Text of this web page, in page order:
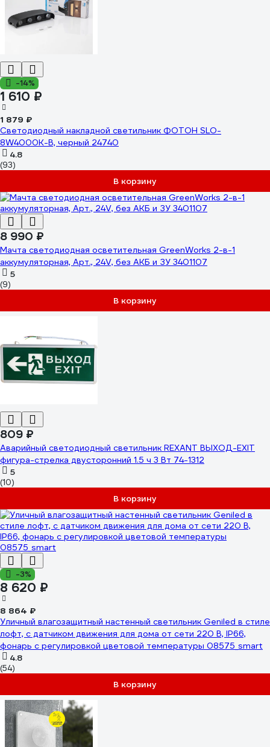
-14%
1 610 ₽
1 879 ₽
Светодиодный накладной светильник ФОТОН SLO-
8W4000K-B, черный 24740
4.8
(93)
В корзину
8 990 ₽
Мачта светодиодная осветительная GreenWorks 2-в-1
аккумуляторная, Арт., 24V, без АКБ и ЗУ 3401107
5
(9)
В корзину
809 ₽
Аварийный светодиодный светильник REXANT ВЫХОД-EXIT
фигура-стрелка двусторонний 1.5 ч 3 Вт 74-1312
5
(10)
В корзину
-3%
8 620 ₽
8 864 ₽
Уличный влагозащитный настенный светильник Geniled в стиле
лофт, с датчиком движения для дома от сети 220 В, IP66,
фонарь с регулировкой цветовой температуры 08575_smart
4.8
(54)
В корзину